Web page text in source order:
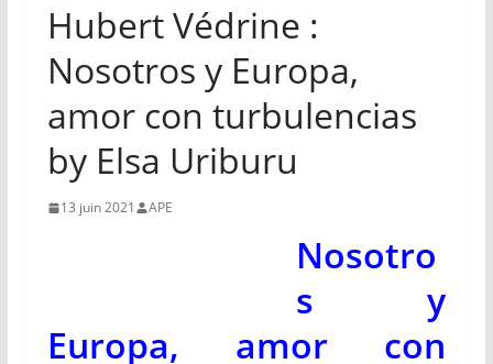
Hubert Védrine :
Nosotros y Europa,
amor con turbulencias
by Elsa Uriburu
13 juin 2021 APE
Nosotro
s y
Europa, amor con